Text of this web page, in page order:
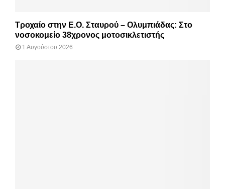
Τροχαίο στην Ε.Ο. Σταυρού – Ολυμπιάδας: Στο
νοσοκομείο 38χρονος μοτοσικλετιστής
1 Αυγούστου 2026